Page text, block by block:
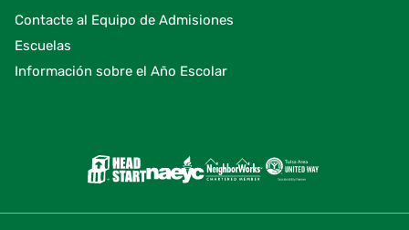
Contacte al Equipo de Admisiones
Escuelas
Información sobre el Año Escolar